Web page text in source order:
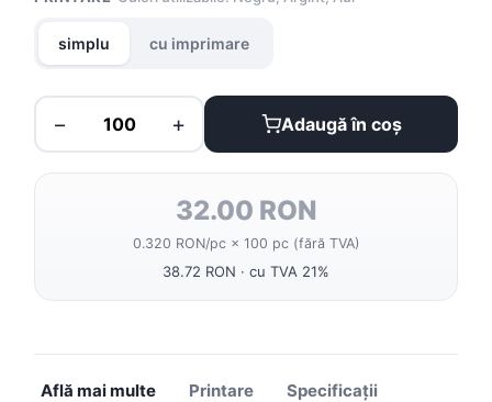
simplu cu imprimare
− + Adaugă în coș
32.00 RON
0.320 RON/pc × 100 pc (fără TVA)
38.72 RON · cu TVA 21%
Află mai multe Printare Specificații